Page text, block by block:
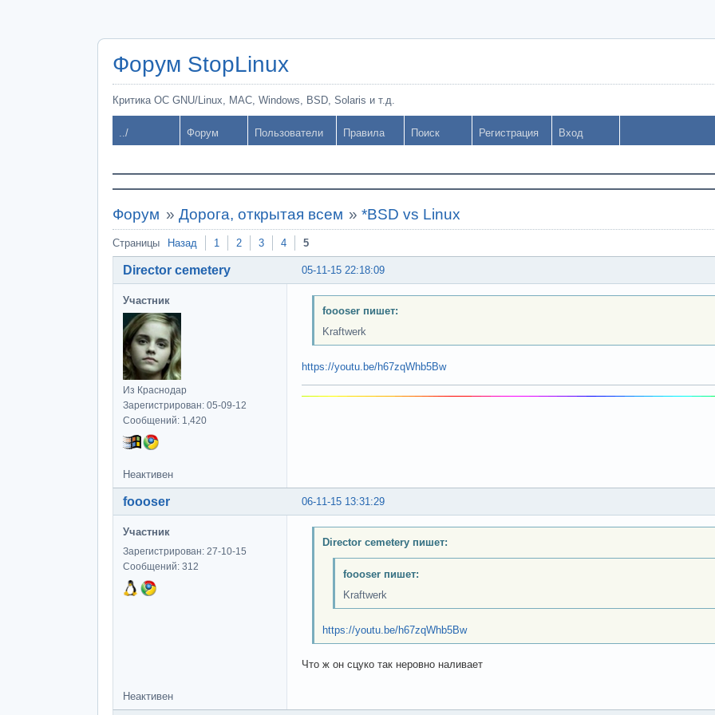
Форум StopLinux
Критика ОС GNU/Linux, MAC, Windows, BSD, Solaris и т.д.
../ Форум Пользователи Правила Поиск Регистрация Вход
Форум » Дорога, открытая всем »*BSD vs Linux
Страницы Назад 1 2 3 4 5
05-11-15 22:18:09
Director cemetery
Участник
Из Краснодар
Зарегистрирован: 05-09-12
Сообщений: 1,420
foooser пишет:
Kraftwerk
https://youtu.be/h67zqWhb5Bw
Неактивен
06-11-15 13:31:29
foooser
Участник
Зарегистрирован: 27-10-15
Сообщений: 312
Director cemetery пишет:
foooser пишет:
Kraftwerk
https://youtu.be/h67zqWhb5Bw
Что ж он сцуко так неровно наливает
Неактивен